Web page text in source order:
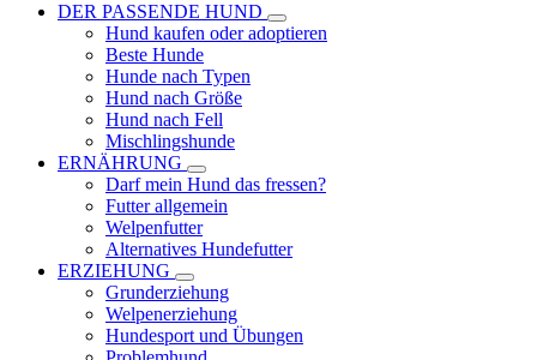
DER PASSENDE HUND
Hund kaufen oder adoptieren
Beste Hunde
Hunde nach Typen
Hund nach Größe
Hund nach Fell
Mischlingshunde
ERNÄHRUNG
Darf mein Hund das fressen?
Futter allgemein
Welpenfutter
Alternatives Hundefutter
ERZIEHUNG
Grunderziehung
Welpenerziehung
Hundesport und Übungen